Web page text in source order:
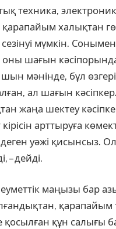
техника,
қарапайым халықтан
сезінуі мүм­кін.
шағын
мәнінде, бұл
ал шағын
жаңа шектеу
арттыру­ға
уәжі қисынсыз.
– дейді.
маңызы бар
қарапайым
қосылған құн салығы